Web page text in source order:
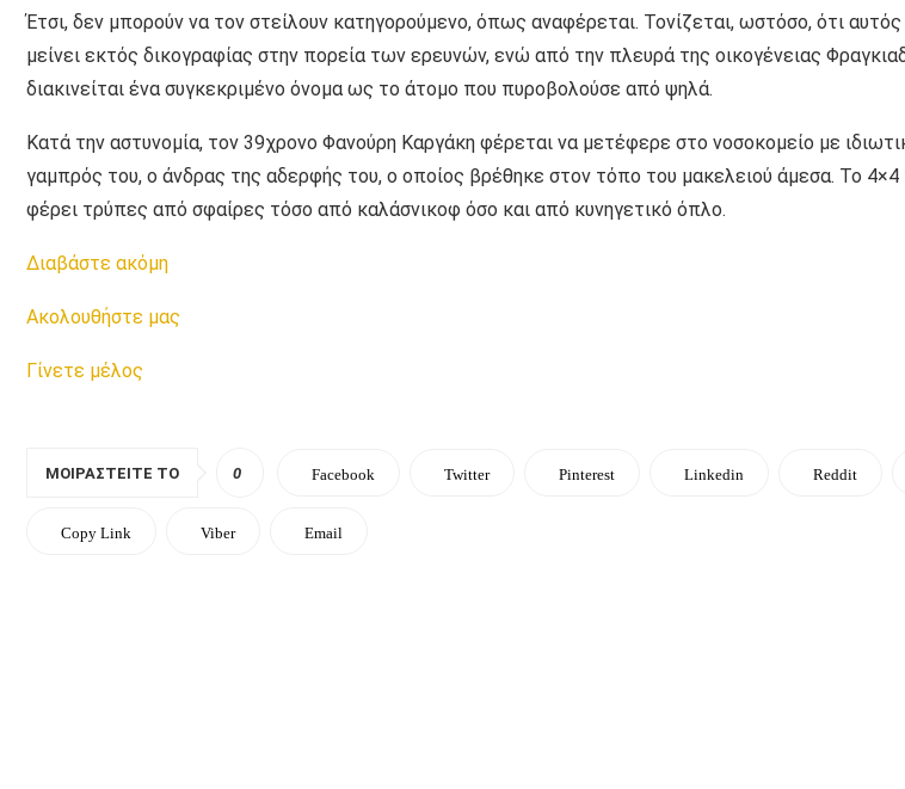
Έτσι, δεν μπορούν να τον στείλουν κατηγορούμενο, όπως αναφέρεται. Τονίζεται, ωστόσο, ότι
μείνει εκτός δικογραφίας στην πορεία των ερευνών, ενώ από την πλευρά της οικογένειας
διακινείται ένα συγκεκριμένο όνομα ως το άτομο που πυροβολούσε από ψηλά.
Κατά την αστυνομία, τον 39χρονο Φανούρη Καργάκη φέρεται να μετέφερε στο νοσοκομείο με
γαμπρός του, ο άνδρας της αδερφής του, ο οποίος βρέθηκε στον τόπο του μακελειού άμεσα. Το 4×4
φέρει τρύπες από σφαίρες τόσο από καλάσνικοφ όσο και από κυνηγετικό όπλο.
Διαβάστε ακόμη
Ακολουθήστε μας
Γίνετε μέλος
ΜΟΙΡΑΣΤΕΊΤΕ ΤΟ 0 Facebook Twitter Pinterest Linkedin Reddit
Copy Link Viber Email